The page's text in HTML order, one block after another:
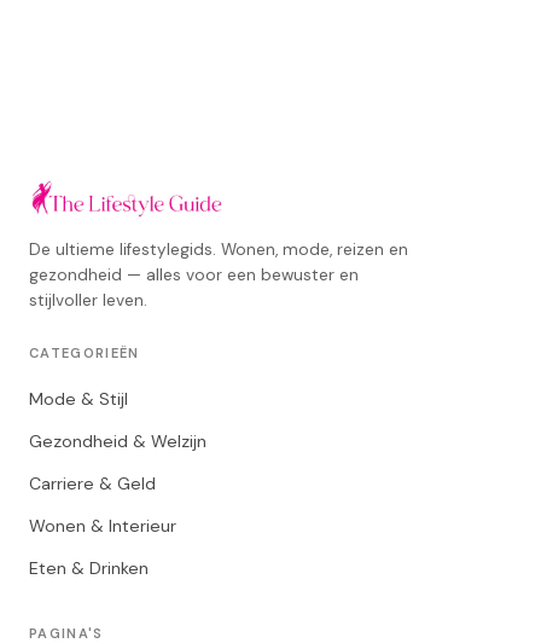
De ultieme lifestylegids. Wonen, mode, reizen en
gezondheid — alles voor een bewuster en
stijlvoller leven.
CATEGORIEËN
Mode & Stijl
Gezondheid & Welzijn
Carriere & Geld
Wonen & Interieur
Eten & Drinken
PAGINA'S